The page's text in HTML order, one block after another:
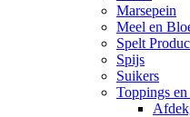
Marsepein
Meel en
Spelt
Spijs
Suikers
Toppings